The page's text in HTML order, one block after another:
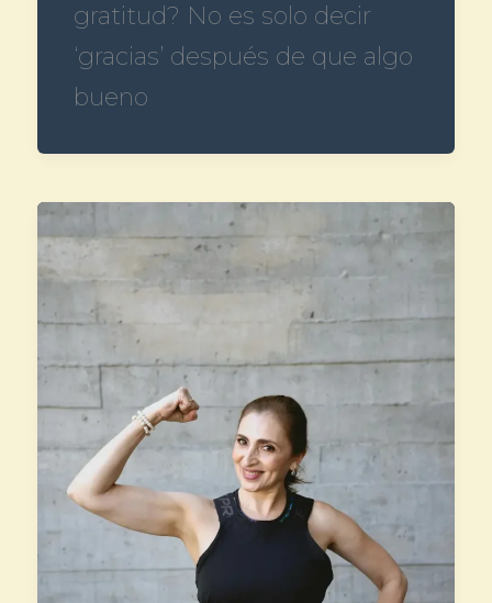
gratitud? No es solo decir
‘gracias’ después de que algo
bueno